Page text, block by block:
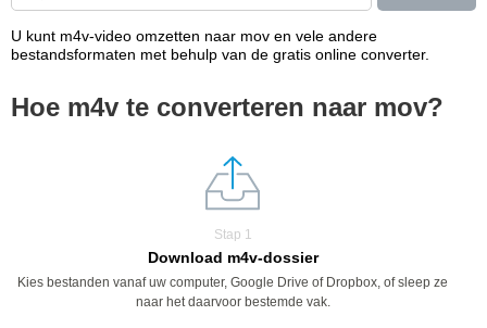
U kunt m4v-video omzetten naar mov en vele andere
bestandsformaten met behulp van de gratis online converter.
Hoe m4v te converteren naar mov?
Stap 1
Download m4v-dossier
Kies bestanden vanaf uw computer, Google Drive of Dropbox, of sleep ze
naar het daarvoor bestemde vak.